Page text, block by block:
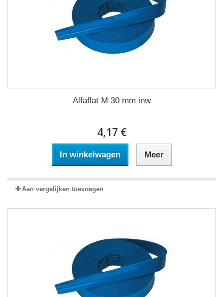
Alfaflat M 30 mm inw
4,17 €
In winkelwagen Meer
Aan vergelijken toevoegen